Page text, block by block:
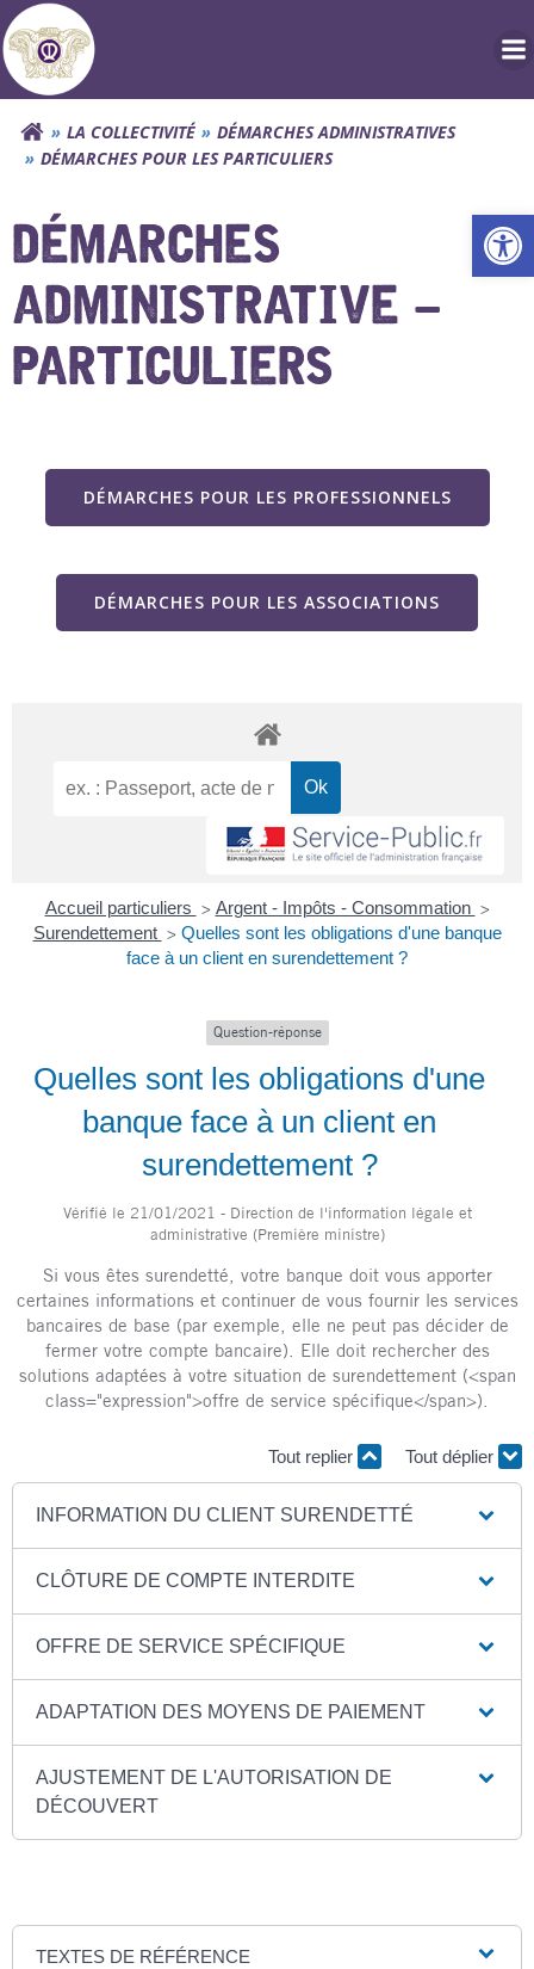
Aller
au
contenu
LA COLLECTIVITÉ
DÉMARCHES ADMINISTRATIVES
DÉMARCHES POUR LES PARTICULIERS
DÉMARCHES
ADMINISTRATIVE –
PARTICULIERS
DÉMARCHES POUR LES PROFESSIONNELS
DÉMARCHES POUR LES ASSOCIATIONS
Accueil particuliers > Argent - Impôts - Consommation >
Surendettement > Quelles sont les obligations d'une banque
face à un client en surendettement ?
Question-réponse
Quelles sont les obligations d'une
banque face à un client en
surendettement ?
Vérifié le 21/01/2021 - Direction de l'information légale et
administrative (Première ministre)
Si vous êtes surendetté, votre banque doit vous apporter
certaines informations et continuer de vous fournir les services
bancaires de base (par exemple, elle ne peut pas décider de
fermer votre compte bancaire). Elle doit rechercher des
solutions adaptées à votre situation de surendettement (<span
class="expression">offre de service spécifique</span>).
Tout replier Tout déplier
INFORMATION DU CLIENT SURENDETTÉ
CLÔTURE DE COMPTE INTERDITE
OFFRE DE SERVICE SPÉCIFIQUE
ADAPTATION DES MOYENS DE PAIEMENT
AJUSTEMENT DE L'AUTORISATION DE
DÉCOUVERT
TEXTES DE RÉFÉRENCE